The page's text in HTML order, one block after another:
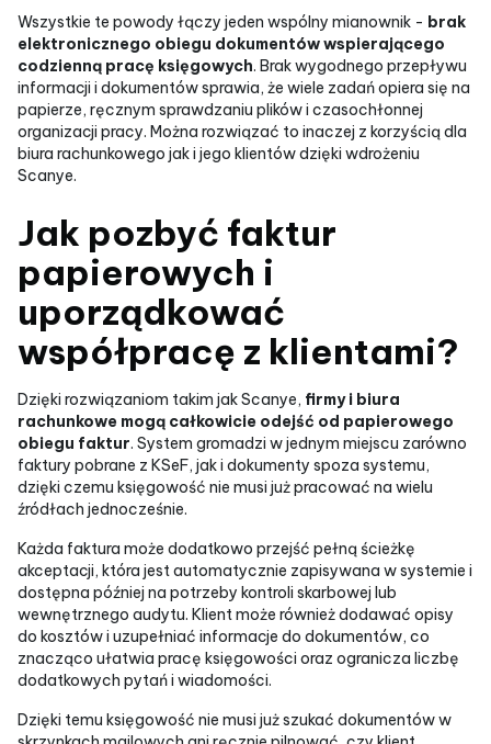
Wszystkie te powody łączy jeden wspólny mianownik - brak
elektronicznego obiegu dokumentów wspierającego
codzienną pracę księgowych. Brak wygodnego przepływu
informacji i dokumentów sprawia, że wiele zadań opiera się na
papierze, ręcznym sprawdzaniu plików i czasochłonnej
organizacji pracy. Można rozwiązać to inaczej z korzyścią dla
biura rachunkowego jak i jego klientów dzięki wdrożeniu
Scanye.
Jak pozbyć faktur
papierowych i
uporządkować
współpracę z klientami?
Dzięki rozwiązaniom takim jak Scanye, firmy i biura
rachunkowe mogą całkowicie odejść od papierowego
obiegu faktur. System gromadzi w jednym miejscu zarówno
faktury pobrane z KSeF, jak i dokumenty spoza systemu,
dzięki czemu księgowość nie musi już pracować na wielu
źródłach jednocześnie.
Każda faktura może dodatkowo przejść pełną ścieżkę
akceptacji, która jest automatycznie zapisywana w systemie i
dostępna później na potrzeby kontroli skarbowej lub
wewnętrznego audytu. Klient może również dodawać opisy
do kosztów i uzupełniać informacje do dokumentów, co
znacząco ułatwia pracę księgowości oraz ogranicza liczbę
dodatkowych pytań i wiadomości.
Dzięki temu księgowość nie musi już szukać dokumentów w